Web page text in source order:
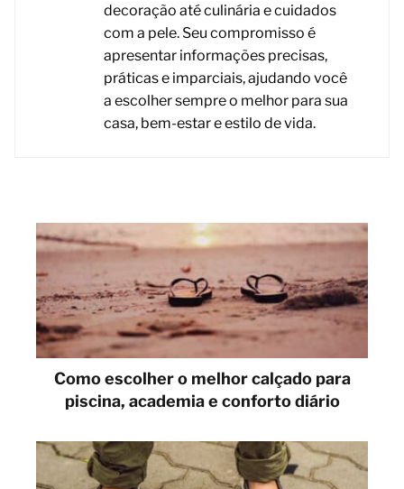
decoração até culinária e cuidados
com a pele. Seu compromisso é
apresentar informações precisas,
práticas e imparciais, ajudando você
a escolher sempre o melhor para sua
casa, bem-estar e estilo de vida.
Como escolher o melhor calçado para
piscina, academia e conforto diário